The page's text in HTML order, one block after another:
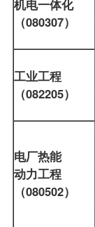
机电一体化
（080307）
工业工程
（082205）
电厂热能
动力工程
（080502）